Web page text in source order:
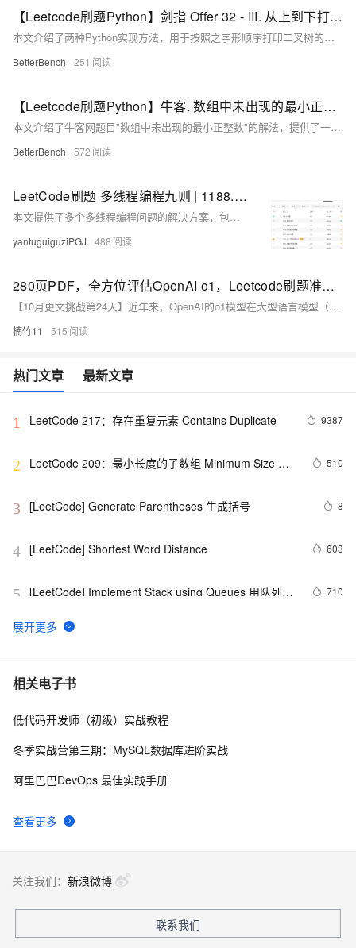
【Leetcode刷题Python】剑指 Offer 32 - III. 从上到下打印二叉树 III
本文介绍了两种Python实现方法，用于按照之字形顺序打印二叉树的层次遍历结果，实现了在奇数层正序、偶数层反序打印节点的功能。
BetterBench 251
【Leetcode刷题Python】牛客. 数组中未出现的最小正整数
本文介绍了牛客网题目"数组中未出现的最小正整数"的解法，提供了一种满足O(n)时间复杂度和O(1)空间复杂度要求的原地排序算法，并给出了Python实现代码。
BetterBench 572
LeetCode刷题 多线程编程九则 | 1188. 设计有限阻塞队列 1242. 多线程网页爬虫 1279. 红绿灯路口
本文提供了多个多线程编程问题的解决方案，包括设计有限阻塞队列、多线程网页爬虫、红绿灯路口等，每个问题都给出了至少一种实现方法，涵盖了互斥锁、条件变量、信号量等线程同步机制的使用。
yantuguiguziPGJ 488
280页PDF，全方位评估OpenAI o1，Leetcode刷题准确率竟这么高
【10月更文挑战第24天】近年来，OpenAI的o1模型在大型语言模型（LLMs）中脱颖而出，展现出卓越的推理能力和知识整合能力。基于Transformer架构，o1模型采用了链式思维和强化学习等先进技术，显著提升了其在编程竞赛、医学影像报告生成、数学问题解决、自然语言推理和芯片设计等领域的表现。本文将全面评估o1模型的性能及其对AI研究和应用的潜在影响。
楠竹11 515
热门文章 最新文章
1 LeetCode 217：存在重复元素	Contains Duplicate 9387
2
LeetCode 209：最小长度的子数组 Minimum Size
510
3 [LeetCode] Generate Parentheses 生成括号 8
4 [LeetCode] Shortest Word Distance 603
5 [LeetCode] Implement Stack using Queues 用队列来
710
6 [LeetCode] Minimum Depth of Binary Tree
7 经典Leetcode算法题分享(字符串)
8 [LeetCode] Nim Game
相关电子书
查看更多
低代码开发师（初级）实战教程
冬季实战营第三期：MySQL数据库进阶实战
阿里巴巴DevOps 最佳实践手册
关注我们： 新浪微博
联系我们